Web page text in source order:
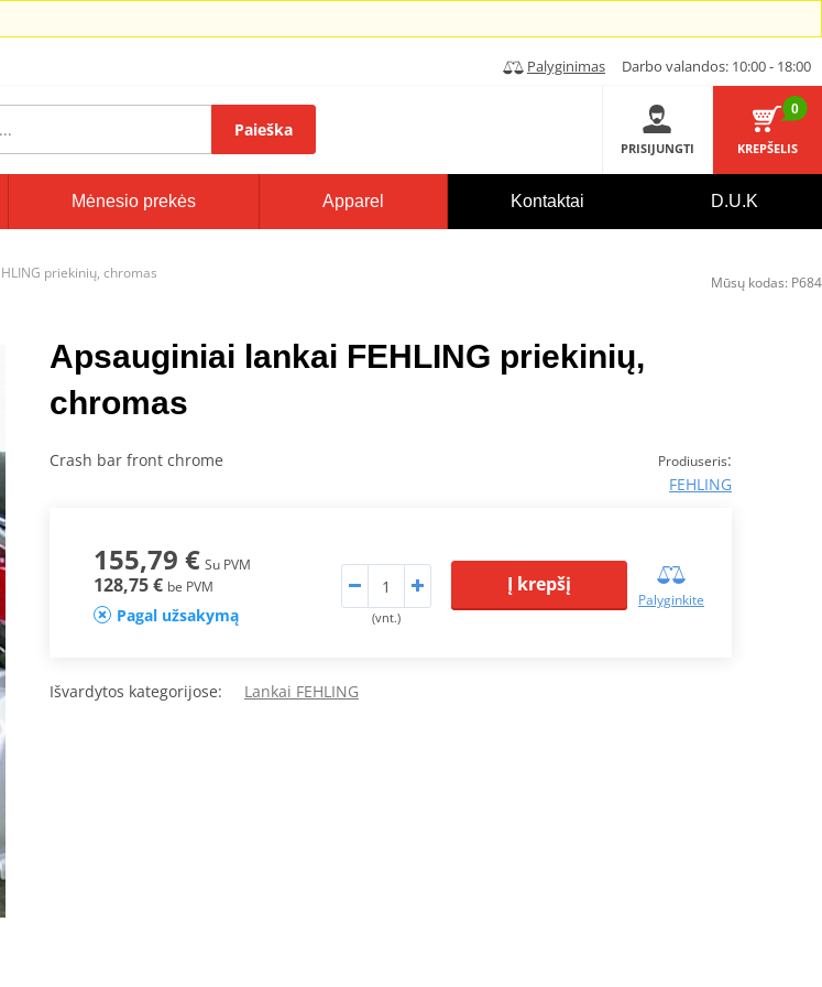
Palyginimas Darbo valandos: 10:00 - 18:00
Paieška
PRISIJUNGTI
0
KREPŠELIS
Mėnesio prekės Apparel Kontaktai D.U.K
priekinių, chromas
Apsauginiai lankai FEHLING priekinių,
chromas
Prodiuseris:
FEHLING
Crash bar front chrome
155,79 € Su PVM
128,75 € be PVM
Pagal užsakymą (vnt.)
Į krepšį
Palyginkite
Išvardytos kategorijose: Lankai FEHLING
Mūsų kodas: P684